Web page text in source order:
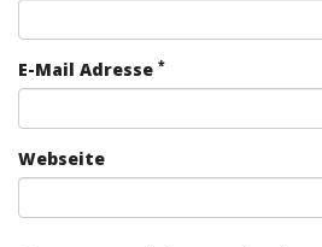
E-Mail Adresse *
Webseite